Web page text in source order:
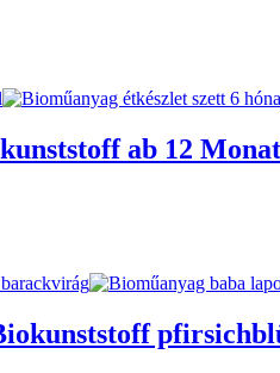
ab 12